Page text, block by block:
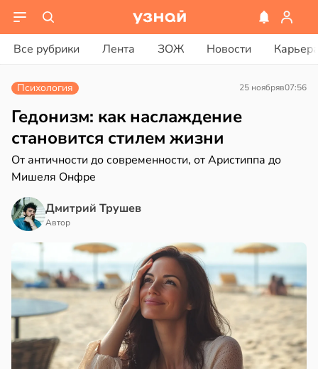
Все рубрики Лента ЗОЖ Новости
в21:42
Психология 25 ноябряв07:56
Гедонизм: как наслаждение
становится стилем жизни
От античности до современности, от Аристиппа до
Мишеля Онфре
Дмитрий Трушев
Автор
17:40